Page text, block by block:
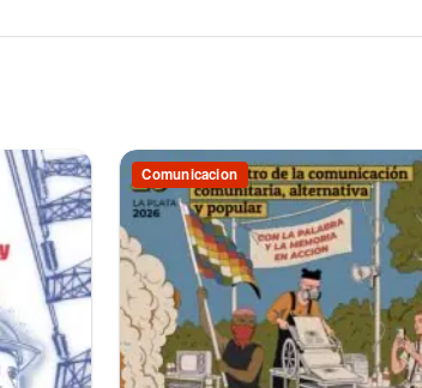
Comunicacion